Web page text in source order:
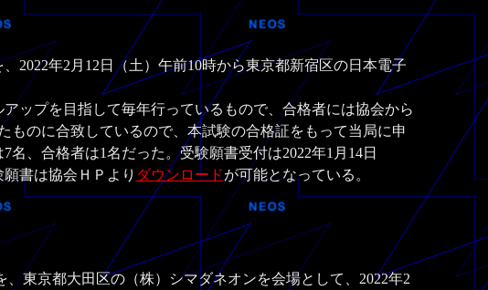
2022年2月12日（土）午前10時から東京都新宿区の日本電子
ップを目指して毎年行っているもので、合格者には協会から
ものに合致しているので、本試験の合格証をもって当局に申
、合格者は1名だった。受験願書受付は2022年1月14日
書は協会ＨＰより ダウンロードが可能となっている。
東京都大田区の（株）シマダネオンを会場として、2022年2